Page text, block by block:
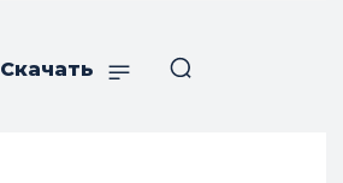
Скачать